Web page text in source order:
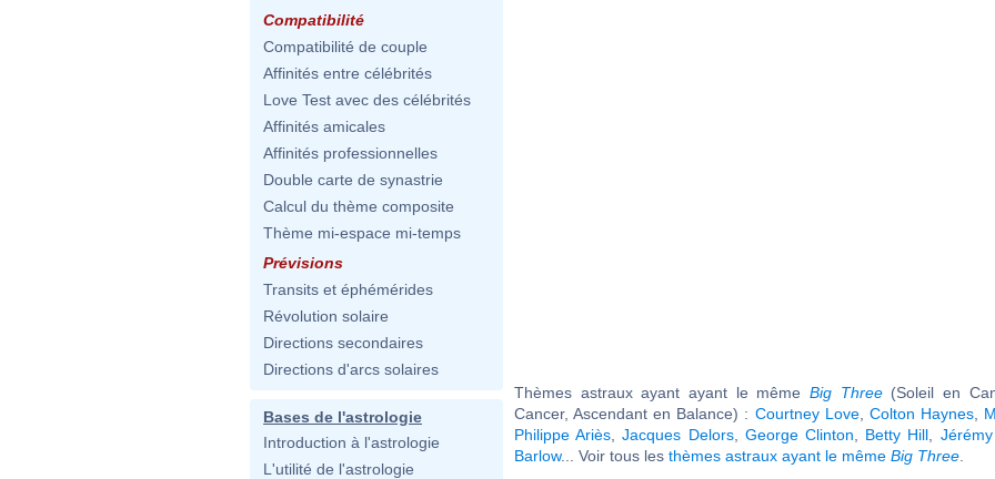
Compatibilité
Compatibilité de couple
Affinités entre célébrités
Love Test avec des célébrités
Affinités amicales
Affinités professionnelles
Double carte de synastrie
Calcul du thème composite
Thème mi-espace mi-temps
Prévisions
Transits et éphémérides
Révolution solaire
Directions secondaires
Directions d'arcs solaires
Bases de l'astrologie
Introduction à l'astrologie
L'utilité de l'astrologie
Thèmes astraux ayant ayant le même Big Three(Soleil en
Cancer, Ascendant en Balance) : Courtney Love, Colton Haynes,
Philippe Ariès ,Jacques Delors, George Clinton Betty Hill
Barlow... Voir tous les thèmes astraux ayant le même Big Three